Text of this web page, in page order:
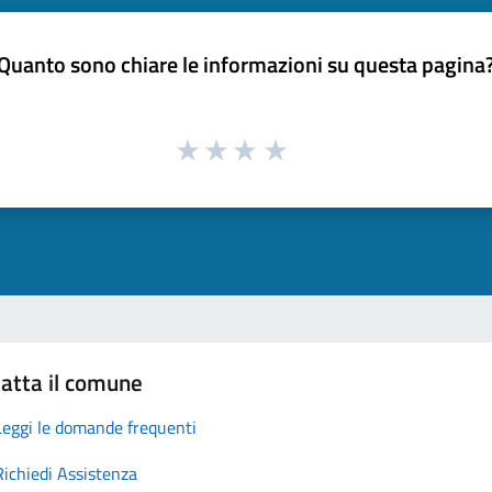
sono chiare le informazioni su questa
il comune
le domande frequenti
Assistenza